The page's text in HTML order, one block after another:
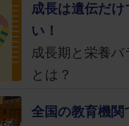
成長は遺伝だ
い！
成長期と栄養
とは？
全国の教育機関